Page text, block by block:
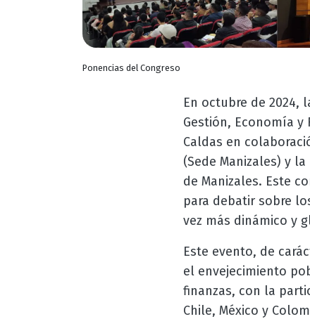
Ponencias del Congreso
En octubre de 2024,
Gestión, Economía y
Caldas en
(Sede Manizales) y
de Manizales. Este
para debatir sobre
vez más dinámico y
Este evento, de
el envejecimiento
finanzas, con la
Chile, México y